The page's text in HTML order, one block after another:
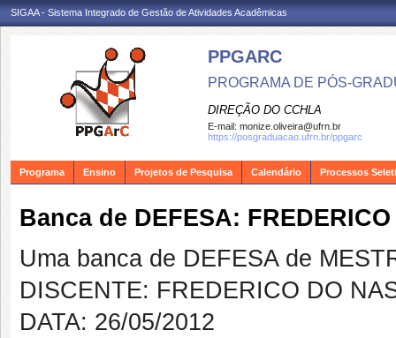
SIGAA - Sistema Integrado de Gestão de Atividades Acadêmicas
PPGARC
PROGRAMA DE PÓS-
DIREÇÃO DO CCHLA
E-mail: monize.oliveira@ufrn.br
https://posgraduacao.ufrn.br/ppgarc
Programa Ensino Projetos de Pesquisa Calendário Processos
Banca de DEFESA:
Uma banca de DEFESA de
DISCENTE: FREDERICO DO
DATA: 26/05/2012